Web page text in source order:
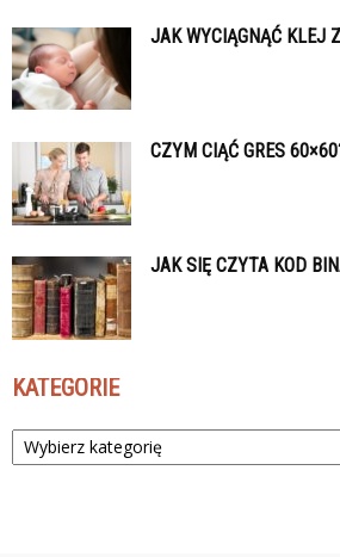
JAK WYCIĄGNĄĆ KLEJ
CZYM CIĄĆ GRES
JAK SIĘ CZYTA KOD
KATEGORIE
Kategorie